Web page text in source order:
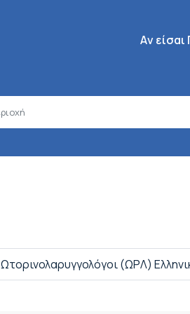
Κεντρική
Aν
Ωτορινολαρυγγολόγοι (ΩΡΛ)